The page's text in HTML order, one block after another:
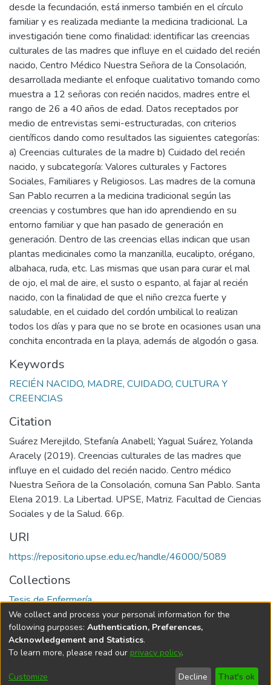
desde la fecundación, está inmerso también en el círculo
familiar y es realizada mediante la medicina tradicional. La
investigación tiene como finalidad: identificar las creencias
culturales de las madres que influye en el cuidado del recién
nacido, Centro Médico Nuestra Señora de la Consolación,
desarrollada mediante el enfoque cualitativo tomando como
muestra a 12 señoras con recién nacidos, madres entre el
rango de 26 a 40 años de edad. Datos receptados por
medio de entrevistas semi-estructuradas, con criterios
científicos dando como resultados las siguientes categorías:
a) Creencias culturales de la madre b) Cuidado del recién
nacido, y subcategoría: Valores culturales y Factores
Sociales, Familiares y Religiosos. Las madres de la comuna
San Pablo recurren a la medicina tradicional según las
creencias y costumbres que han ido aprendiendo en su
entorno familiar y que han pasado de generación en
generación. Dentro de las creencias ellas indican que usan
plantas medicinales como la manzanilla, eucalipto, orégano,
albahaca, ruda, etc. Las mismas que usan para curar el mal
de ojo, el mal de aire, el susto o espanto, al fajar al recién
nacido, con la finalidad de que el niño crezca fuerte y
saludable, en el cuidado del cordón umbilical lo realizan
todos los días y para que no se brote en ocasiones usan una
conchita encontrada en la playa, además de algodón o gasa.
Keywords
RECIÉN NACIDO, MADRE, CUIDADO, CULTURA Y
CREENCIAS
Citation
Suárez Merejildo, Stefanía Anabell; Yagual Suárez, Yolanda
Aracely (2019). Creencias culturales de las madres que
influye en el cuidado del recién nacido. Centro médico
Nuestra Señora de la Consolación, comuna San Pablo. Santa
Elena 2019. La Libertad. UPSE, Matriz. Facultad de Ciencias
Sociales y de la Salud. 66p.
URI
https://repositorio.upse.edu.ec/handle/46000/5089
Collections
Tesis de Enfermería
Full item page
DSpace softwarecopyright © 2002-2026
Cookie
End User
Send
We collect and process your personal information for the
following purposes: Authentication, Preferences,
Acknowledgement and Statistics.
To learn more, please read our privacy policy.
Customize Decline That's ok